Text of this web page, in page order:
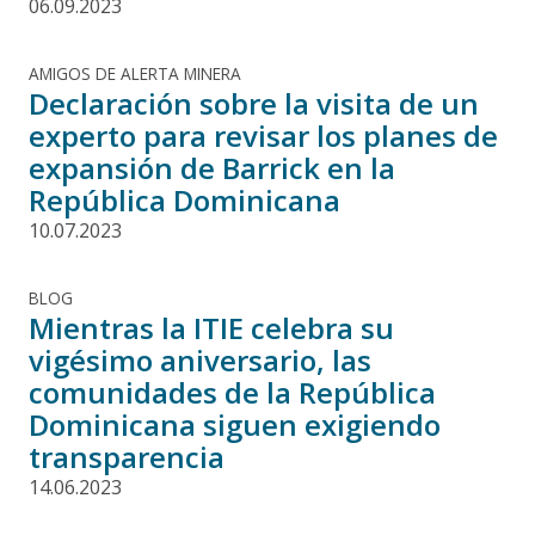
06.09.2023
AMIGOS DE ALERTA MINERA
Declaración sobre la visita de un
experto para revisar los planes de
expansión de Barrick en la
República Dominicana
10.07.2023
BLOG
Mientras la ITIE celebra su
vigésimo aniversario, las
comunidades de la República
Dominicana siguen exigiendo
transparencia
14.06.2023